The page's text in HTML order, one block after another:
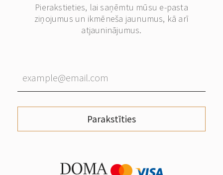
Pierakstieties, lai saņēmtu mūsu e-pasta
ziņojumus un ikmēneša jaunumus, kā arī
atjauninājumus.
Parakstīties